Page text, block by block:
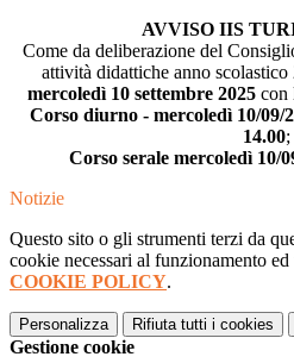
AVVISO IIS
Come da deliberazione del
attività didattiche anno
mercoledì 10 settembre 2025 con
Corso diurno - mercoledì 10/09/
14.00;
Corso serale mercoledì 10/
Notizie
Questo sito o gli strumenti terzi da
cookie necessari al funzionamento
COOKIE POLICY.
Personalizza Rifiuta tutti i cookies
Gestione cookie